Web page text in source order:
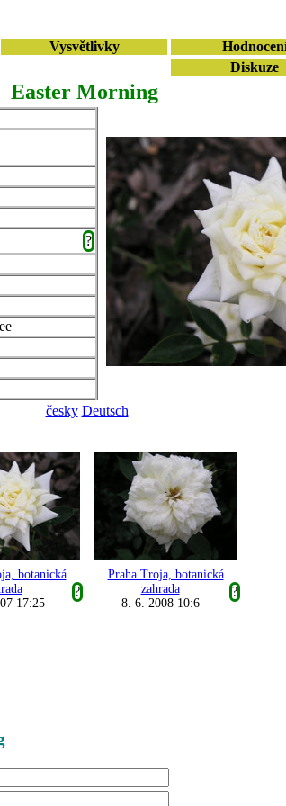
Vysvětlivky
Diskuze
Easter Morning
?
česky Deutsch
botanická
?
17:25
Praha Troja, botanická
zahrada
?
8. 6. 2008 10:6